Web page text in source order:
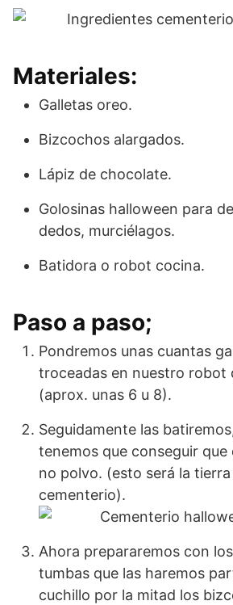
Materiales:
Galletas oreo.
Bizcochos alargados.
Lápiz de chocolate.
Golosinas halloween para
dedos, murciélagos.
Batidora o robot cocina.
Paso a paso;
Pondremos unas cuantas
troceadas en nuestro robot
(aprox. unas 6 u 8).
Seguidamente las
tenemos que conseguir que
no polvo. (esto será la
cementerio).
Ahora prepararemos con
tumbas que las haremos
cuchillo por la mitad los